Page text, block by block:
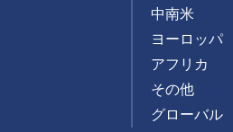
中南米
ヨーロッパ
アフリカ
その他
グローバル